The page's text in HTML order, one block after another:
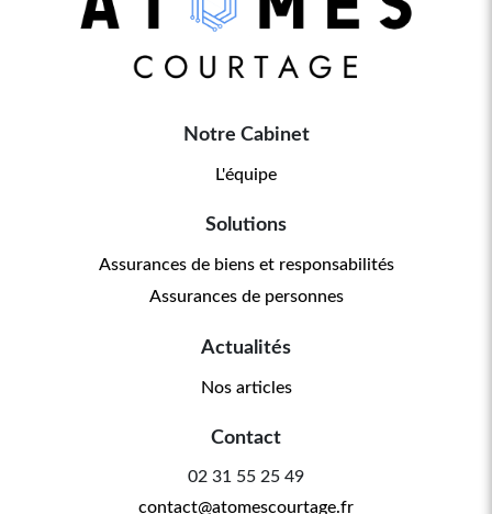
Notre Cabinet
L'équipe
Solutions
Assurances de biens et responsabilités
Assurances de personnes
Actualités
Nos articles
Contact
02 31 55 25 49
contact@atomescourtage.fr